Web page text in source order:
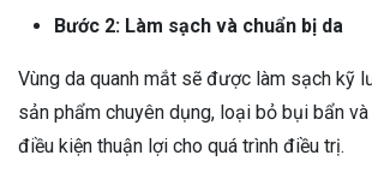
Bước 2: Làm sạch và chuẩn bị da
Vùng da quanh mắt sẽ được làm sạch kỹ
sản phẩm chuyên dụng, loại bỏ bụi bẩn
điều kiện thuận lợi cho quá trình điều trị.